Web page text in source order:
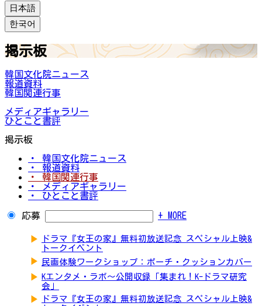
日本語
한국어
掲示板
韓国文化院ニュース
報道資料
韓国関連行事
メディアギャラリー
ひとこと書評
掲示板
・ 韓国文化院ニュース
・ 報道資料
・ 韓国関連行事
・ メディアギャラリー
・ ひとこと書評
応募 + MORE
▶
ドラマ『女王の家』無料初放送記念 スペシャル上映&
トークイベント
▶ 民画体験ワークショップ：ポーチ・クッションカバー
▶ Kエンタメ・ラボ～公開収録「集まれ！K-ドラマ研究
会」
▶
ドラマ『女王の家』無料初放送記念 スペシャル上映&